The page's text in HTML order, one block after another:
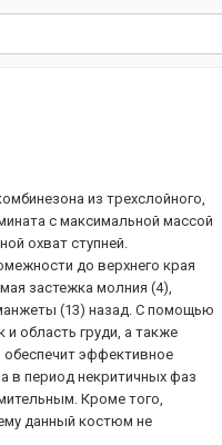
из трехслойного,
с максимальной массой
охват ступней.
до верхнего края
застежка молния (4),
(13) назад. С помощью
область груди, а также
эффективное
в период некритичных фаз
Кроме того,
данный костюм не